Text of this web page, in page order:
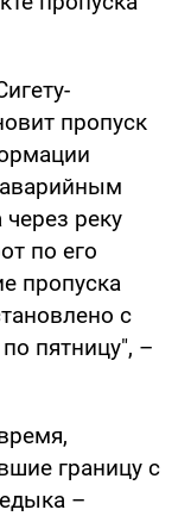
пропуск
реку
по его
пропуска
с
пятницу", –
границу с
–